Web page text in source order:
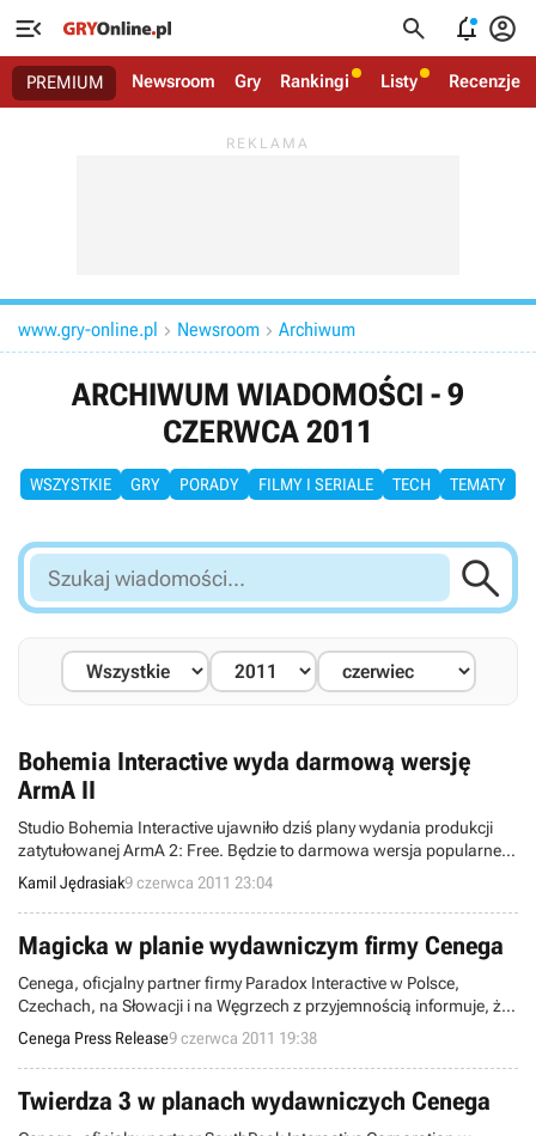
   
PREMIUM Newsroom Gry Rankingi Listy Recenzje
www.gry-online.pl  Newsroom  Archiwum
ARCHIWUM WIADOMOŚCI - 9
CZERWCA 2011
WSZYSTKIE GRY PORADY FILMY I SERIALE TECH TEMATY
Szukaj
wiadomości...

Bohemia Interactive wyda darmową wersję
ArmA II
Studio Bohemia Interactive ujawniło dziś plany wydania produkcji
zatytułowanej ArmA 2: Free. Będzie to darmowa wersja popularnej
gry taktycznej, przeznaczona wyłącznie do rozgrywki
wieloosobowej.
Kamil Jędrasiak9 czerwca 2011 23:04
Magicka w planie wydawniczym firmy Cenega
Cenega, oficjalny partner firmy Paradox Interactive w Polsce,
Czechach, na Słowacji i na Węgrzech z przyjemnością informuje, że
do planu wydawniczego firmy Cenega trafia gra Magicka,
satyryczny hack’n’slash o bogatym świecie, umieszczonym w
realiach fantasy, opartych na mitologii nordyckiej.
Cenega Press Release9 czerwca 2011 19:38
Twierdza 3 w planach wydawniczych Cenega